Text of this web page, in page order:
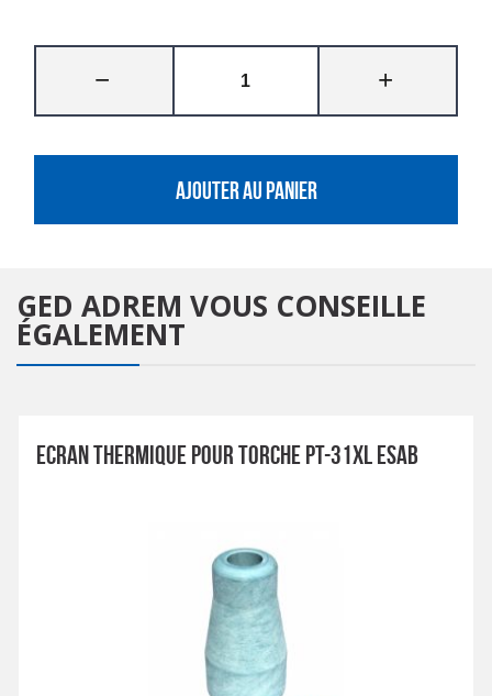
AJOUTER AU PANIER
GED ADREM VOUS CONSEILLE
ÉGALEMENT
ECRAN THERMIQUE POUR TORCHE PT-31XL ESAB